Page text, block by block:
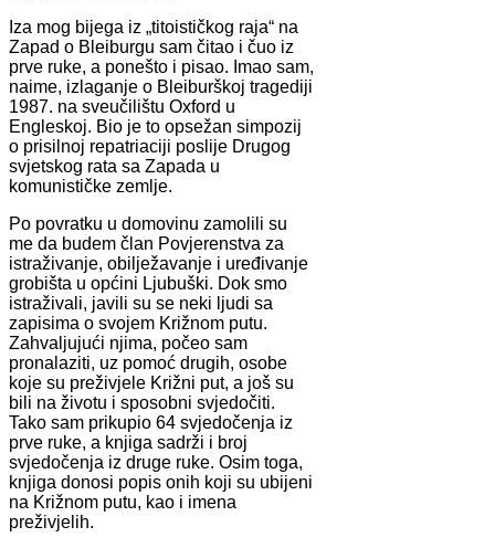
Iza mog bijega iz „titoističkog raja“ na
Zapad o Bleiburgu sam čitao i čuo iz
prve ruke, a ponešto i pisao. Imao sam,
naime, izlaganje o Bleiburškoj tragediji
1987. na sveučilištu Oxford u
Engleskoj. Bio je to opsežan simpozij
o prisilnoj repatriaciji poslije Drugog
svjetskog rata sa Zapada u
komunističke zemlje.
Po povratku u domovinu zamolili su
me da budem član Povjerenstva za
istraživanje, obilježavanje i uređivanje
grobišta u općini Ljubuški. Dok smo
istraživali, javili su se neki ljudi sa
zapisima o svojem Križnom putu.
Zahvaljujući njima, počeo sam
pronalaziti, uz pomoć drugih, osobe
koje su preživjele Križni put, a još su
bili na životu i sposobni svjedočiti.
Tako sam prikupio 64 svjedočenja iz
prve ruke, a knjiga sadrži i broj
svjedočenja iz druge ruke. Osim toga,
knjiga donosi popis onih koji su ubijeni
na Križnom putu, kao i imena
preživjelih.